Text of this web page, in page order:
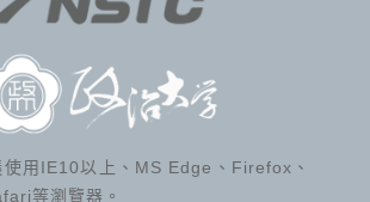
使用IE10以上、MS Edge、Firefox、
等瀏覽器。